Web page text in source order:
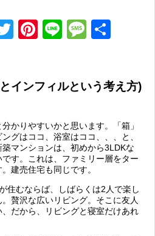
TwitterPinterest
Line
インフィルという考え方)
かりやすいかと思います。「箱」
グはココ、浴室はココ、、、と、
マンションは、初めから3LDKな
す。これは、ファミリー層をター
建売住宅も同じです。
住むならば、しばらくは2人で楽し
贅沢な広いリビング。そこに友人
だから、リビングと寝室だけあれ